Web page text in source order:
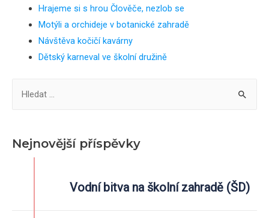
Hrajeme si s hrou Člověče, nezlob se
Motýli a orchideje v botanické zahradě
Návštěva kočičí kavárny
Dětský karneval ve školní družině
Nejnovější příspěvky
Vodní bitva na školní zahradě (ŠD)